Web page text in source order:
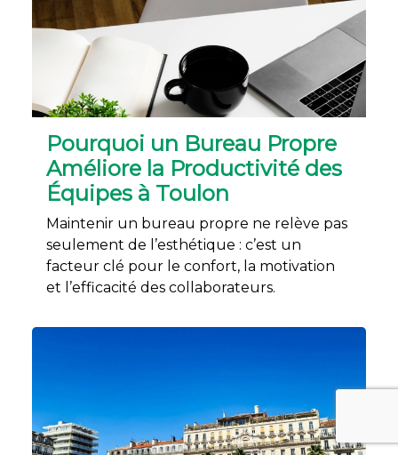
Pourquoi un Bureau Propre
Améliore la Productivité des
Équipes à Toulon
Maintenir un bureau propre ne relève pas
seulement de l’esthétique : c’est un
facteur clé pour le confort, la motivation
et l’efficacité des collaborateurs.